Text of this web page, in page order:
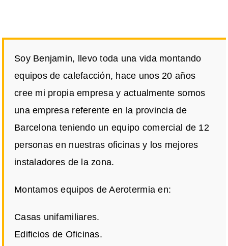
Soy Benjamin, llevo toda una vida montando
equipos de calefacción, hace unos 20 años
cree mi propia empresa y actualmente somos
una empresa referente en la provincia de
Barcelona teniendo un equipo comercial de 12
personas en nuestras oficinas y los mejores
instaladores de la zona.
Montamos equipos de Aerotermia en:
Casas unifamiliares.
Edificios de Oficinas.